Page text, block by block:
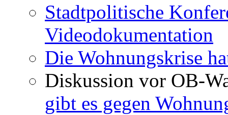
Stadtpolitische
Videodokumentation
Die Wohnungskrise
Diskussion vor OB-
gibt es gegen